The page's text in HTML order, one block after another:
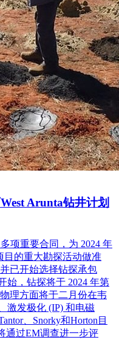
Arunta钻井计划
项重要合同，为 2024 年
目的重大勘探活动做准
已开始选择钻探承包
始，钻探将于 2024 年第
理方面将于二月份在韦
激发极化 (IP) 和电磁
、Snorky和Horton目
通过EM调查进一步评